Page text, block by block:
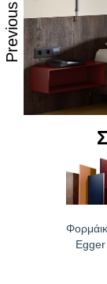
–
– Επιφάνεια
– Υψηλή
θάμπωμα
– Υψηλή
– Υψηλή
Previous
Egger